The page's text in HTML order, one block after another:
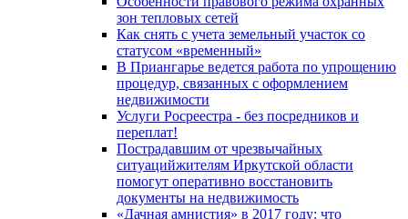
зон тепловых сетей
Как снять с учета земельный участок со
статусом «временный»
В Приангарье ведется работа по упрощению
процедур, связанных с оформлением
недвижимости
Услуги Росреестра - без посредников и
переплат!
Пострадавшим от чрезвычайных
ситуацийжителям Иркутской области
помогут оперативно восстановить
документы на недвижимость
«Дачная амнистия» в 2017 году: что